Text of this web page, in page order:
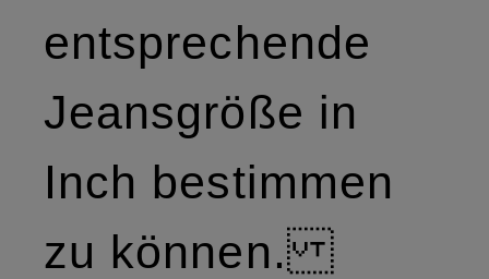
entsprechende
Jeansgröße in
Inch bestimmen
zu können.